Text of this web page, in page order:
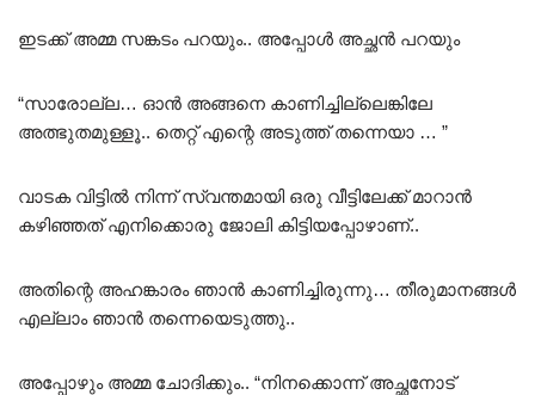
ഇടക്ക് അമ്മ സങ്കടം പറയും.. അപ്പോൾ അച്ഛൻ പറയും
“സാരോല്ല… ഓൻ അങ്ങനെ കാണിച്ചില്ലെങ്കിലേ
അത്ഭുതമുള്ളൂ.. തെറ്റ് എന്റെ അടുത്ത് തന്നെയാ … ”
വാടക വിട്ടിൽ നിന്ന് സ്വന്തമായി ഒരു വീട്ടിലേക്ക് മാറാൻ
കഴിഞ്ഞത് എനിക്കൊരു ജോലി കിട്ടിയപ്പോഴാണ്..
അതിന്റെ അഹങ്കാരം ഞാൻ കാണിച്ചിരുന്നു… തീരുമാനങ്ങൾ
എല്ലാം ഞാൻ തന്നെയെടുത്തു..
അപ്പോഴും അമ്മ ചോദിക്കും.. “നിനക്കൊന്ന് അച്ഛനോട്‌